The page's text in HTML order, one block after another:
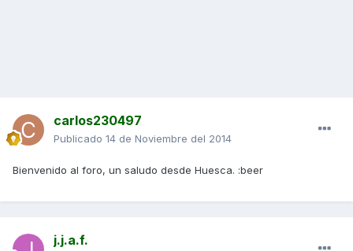
carlos230497
Publicado 14 de Noviembre del 2014
Bienvenido al foro, un saludo desde Huesca. :beer
j.j.a.f.